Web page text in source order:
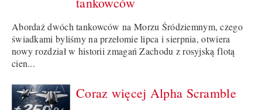
Abordaż dwóch tankowców na Morzu Śródziemnym, czego
świadkami byliśmy na przełomie lipca i sierpnia, otwiera
nowy rozdział w historii zmagań Zachodu z rosyjską flotą
cien...
Coraz więcej Alpha Scramble